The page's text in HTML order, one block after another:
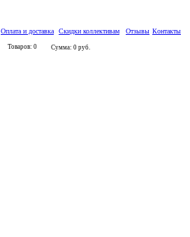
Оплата и доставка Скидки коллективам Отзывы Контакты
Товаров: 0 Сумма: 0 руб.